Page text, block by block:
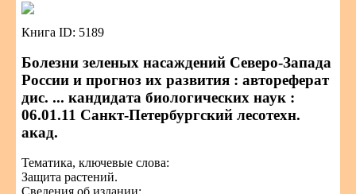
Книга ID: 5189
Болезни зеленых насаждений Северо-Запада
России и прогноз их развития : автореферат
дис. ... кандидата биологических наук :
06.01.11 Санкт-Петербургский лесотехн.
акад.
Тематика, ключевые слова:
Защита растений.
Сведения об издании: